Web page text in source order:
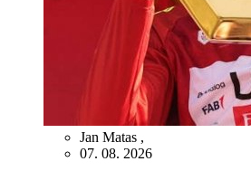
Jan Matas ,
07. 08. 2026